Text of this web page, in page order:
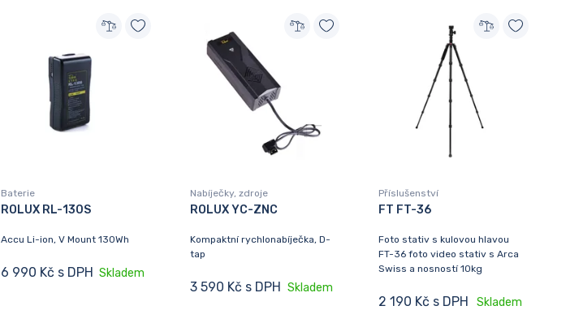
Baterie
ROLUX RL-130S
Accu Li-ion, V Mount 130Wh
6 990 Kč s DPH Skladem
Nabíječky, zdroje
ROLUX YC-ZNC
Kompaktní rychlonabíječka, D-
tap
3 590 Kč s DPH Skladem
Příslušenství
FT FT-36
Foto stativ s kulovou hlavou
FT-36 foto video stativ s Arca
Swiss a nosností 10kg
2 190 Kč s DPH Skladem